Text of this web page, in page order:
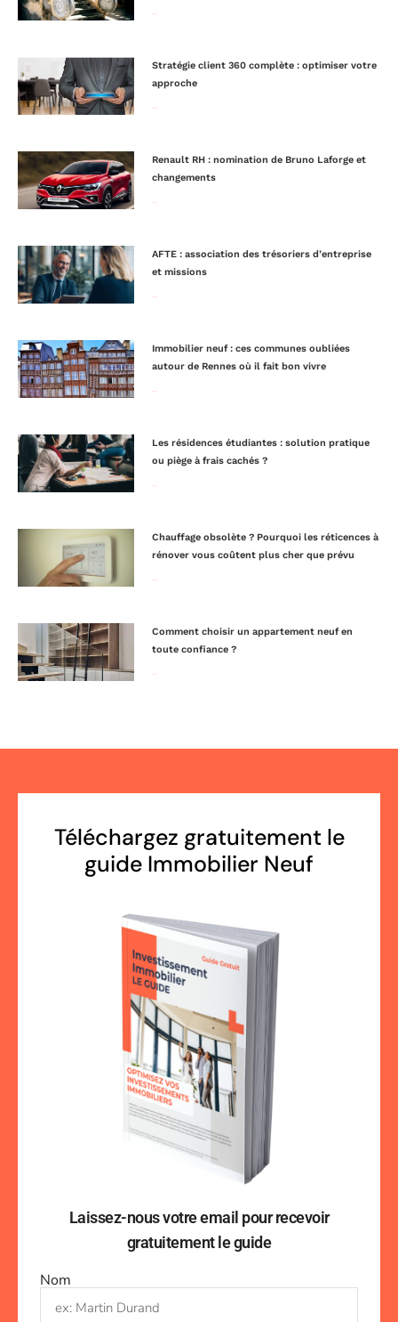
Stratégie client 360 complète : optimiser votre
approche
Renault RH : nomination de Bruno Laforge et
changements
AFTE : association des trésoriers d’entreprise
et missions
Immobilier neuf : ces communes oubliées
autour de Rennes où il fait bon vivre
Les résidences étudiantes : solution pratique
ou piège à frais cachés ?
Chauffage obsolète ? Pourquoi les réticences à
rénover vous coûtent plus cher que prévu
Comment choisir un appartement neuf en
toute confiance ?
Téléchargez gratuitement le
guide Immobilier Neuf
Laissez-nous votre email pour recevoir
gratuitement le guide
Nom